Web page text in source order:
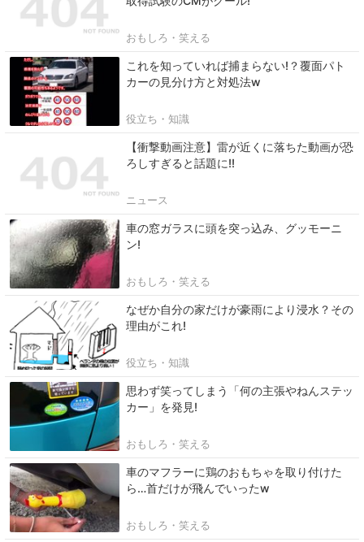
おもしろ・笑える
これを知っていれば捕まらない!？覆面パト
カーの見分け方と対処法w
役立ち・知識
【衝撃動画注意】雷が近くに落ちた動画が恐
ろしすぎると話題に!!
ニュース
車の窓ガラスに頭を突っ込み、グッモーニ
ン!
おもしろ・笑える
なぜか自分の家だけが豪雨により浸水？その
理由がこれ!
役立ち・知識
思わず笑ってしまう「何の主張やねんステッ
カー」を発見!
おもしろ・笑える
車のマフラーに鶏のおもちゃを取り付けた
ら…首だけが飛んでいったw
おもしろ・笑える